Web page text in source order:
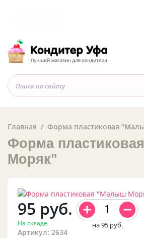
Главная Форма пластиковая
Форма
Моряк"
95 руб.
На складе
Артикул: 2634
на 95 руб.